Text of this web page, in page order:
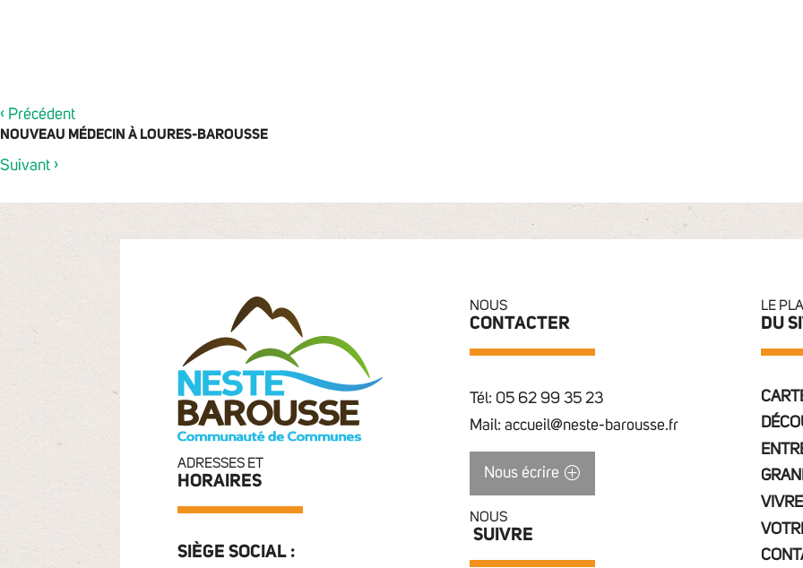
‹ Précédent
NOUVEAU MÉDECIN À LOURES-BAROUSSE
Suivant ›
ADRESSES ET
HORAIRES
SIÈGE SOCIAL :
NOUS
CONTACTER
Tél: 05 62 99 35 23
Mail: accueil@neste-barousse.fr
Nous écrire
NOUS
SUIVRE
LE
DU